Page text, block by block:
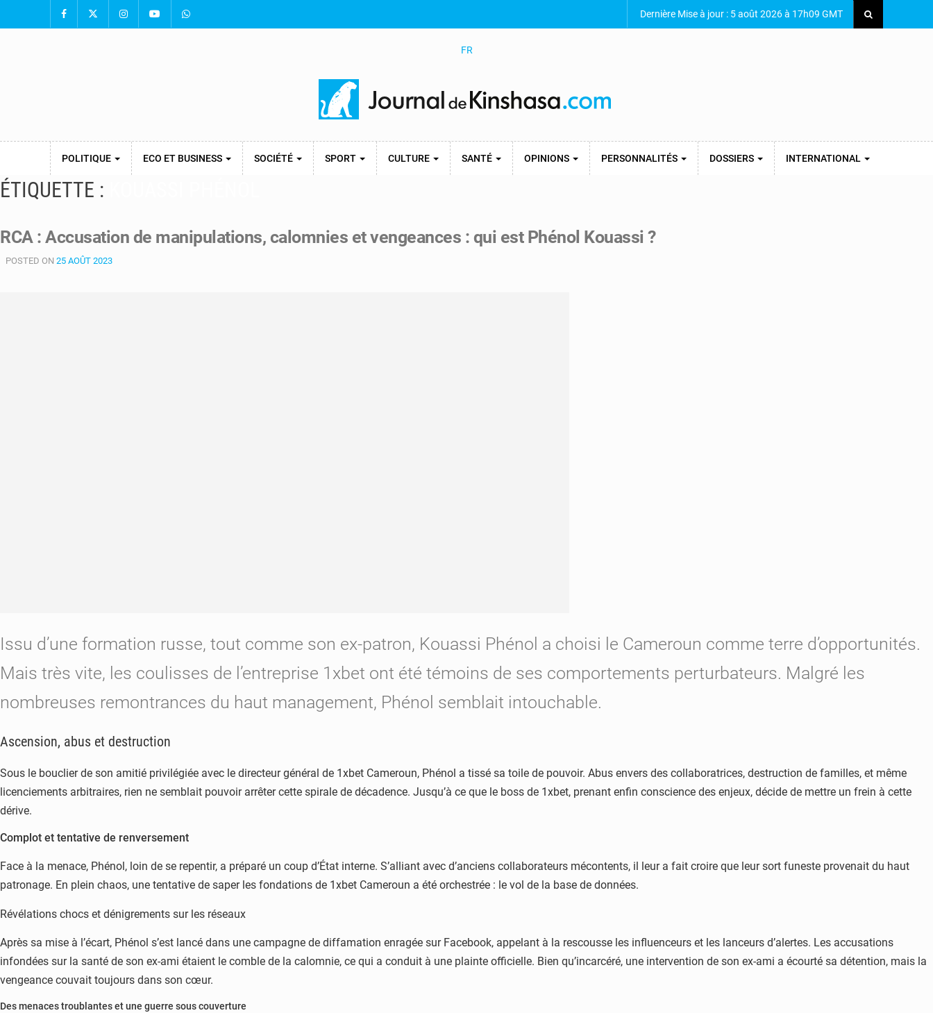
Dernière Mise à jour : 5 août 2026 à 17h09 GMT
FR
POLITIQUE ECO ET BUSINESS SOCIÉTÉ SPORT CULTURE SANTÉ OPINIONS PERSONNALITÉS DOSSIERS INTERNATIONAL
ÉTIQUETTE :
RCA : Accusation de manipulations, calomnies et vengeances : qui est Phénol Kouassi ?
POSTED ON 25 AOÛT 2023
Issu d’une formation russe, tout comme son ex-patron, Kouassi Phénol a choisi le Cameroun comme terre d’opportunités.
Mais très vite, les coulisses de l’entreprise 1xbet ont été témoins de ses comportements perturbateurs. Malgré les
nombreuses remontrances du haut management, Phénol semblait intouchable.
Ascension, abus et destruction
Sous le bouclier de son amitié privilégiée avec le directeur général de 1xbet Cameroun, Phénol a tissé sa toile de pouvoir. Abus envers des collaboratrices, destruction de familles, et même
licenciements arbitraires, rien ne semblait pouvoir arrêter cette spirale de décadence. Jusqu’à ce que le boss de 1xbet, prenant enfin conscience des enjeux, décide de mettre un frein à cette
dérive.
Complot et tentative de renversement
Face à la menace, Phénol, loin de se repentir, a préparé un coup d’État interne. S’alliant avec d’anciens collaborateurs mécontents, il leur a fait croire que leur sort funeste provenait du haut
patronage. En plein chaos, une tentative de saper les fondations de 1xbet Cameroun a été orchestrée : le vol de la base de données.
Révélations chocs et dénigrements sur les réseaux
Après sa mise à l’écart, Phénol s’est lancé dans une campagne de diffamation enragée sur Facebook, appelant à la rescousse les influenceurs et les lanceurs d’alertes. Les accusations
infondées sur la santé de son ex-ami étaient le comble de la calomnie, ce qui a conduit à une plainte officielle. Bien qu’incarcéré, une intervention de son ex-ami a écourté sa détention, mais la
vengeance couvait toujours dans son cœur.
Des menaces troublantes et une guerre sous couverture